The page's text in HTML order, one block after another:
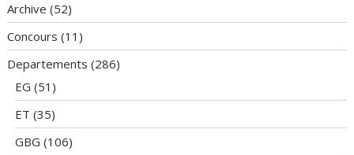
Archive (52)
Concours (11)
Departements (286)
EG (51)
ET (35)
GBG (106)